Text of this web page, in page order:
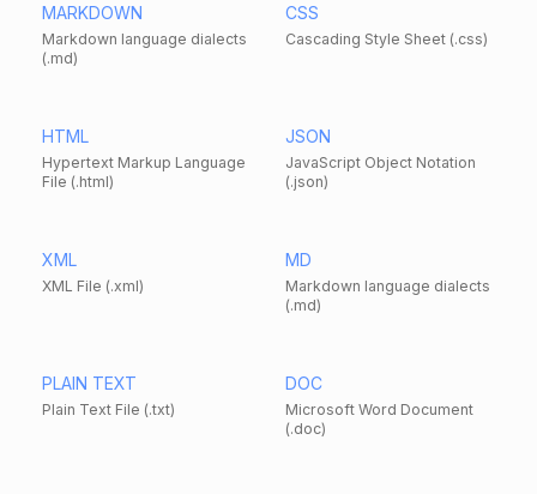
MARKDOWN
Markdown language dialects
(.md)
CSS
Cascading Style Sheet (.css)
HTML
Hypertext Markup Language
File (.html)
JSON
JavaScript Object Notation
(.json)
XML
XML File (.xml)
MD
Markdown language dialects
(.md)
PLAIN TEXT
Plain Text File (.txt)
DOC
Microsoft Word Document
(.doc)